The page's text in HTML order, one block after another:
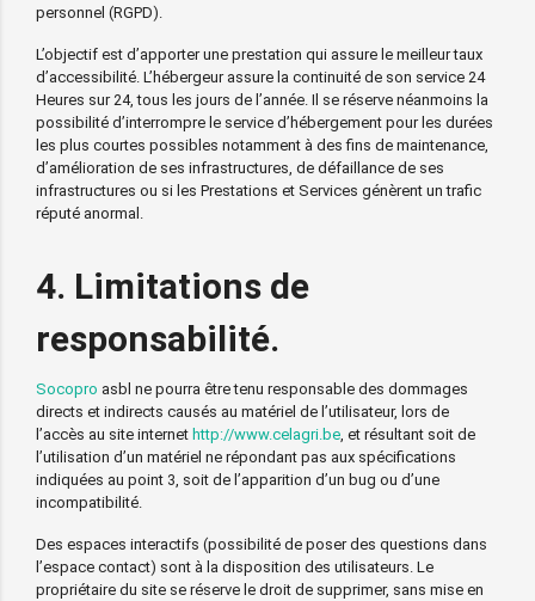
personnel (RGPD).
L’objectif est d’apporter une prestation qui assure le meilleur taux
d’accessibilité. L’hébergeur assure la continuité de son service 24
Heures sur 24, tous les jours de l’année. Il se réserve néanmoins la
possibilité d’interrompre le service d’hébergement pour les durées
les plus courtes possibles notamment à des fins de maintenance,
d’amélioration de ses infrastructures, de défaillance de ses
infrastructures ou si les Prestations et Services génèrent un trafic
réputé anormal.
4. Limitations de
responsabilité.
Socopro asbl ne pourra être tenu responsable des dommages
directs et indirects causés au matériel de l’utilisateur, lors de
l’accès au site internet http://www.celagri.be , et résultant soit de
l’utilisation d’un matériel ne répondant pas aux spécifications
indiquées au point 3, soit de l’apparition d’un bug ou d’une
incompatibilité.
Des espaces interactifs (possibilité de poser des questions dans
l’espace contact) sont à la disposition des utilisateurs. Le
propriétaire du site se réserve le droit de supprimer, sans mise en